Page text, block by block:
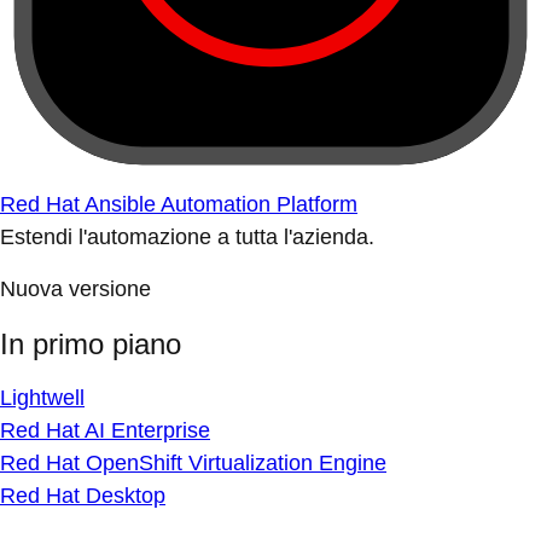
Red Hat Ansible Automation Platform
Estendi l'automazione a tutta l'azienda.
Nuova versione
In primo piano
Lightwell
Red Hat AI Enterprise
Red Hat OpenShift Virtualization Engine
Red Hat Desktop